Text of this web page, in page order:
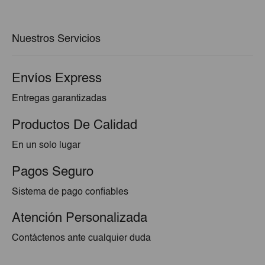
Nuestros Servicios
Envíos Express
Entregas garantizadas
Productos De Calidad
En un solo lugar
Pagos Seguro
Sistema de pago confiables
Atención Personalizada
Contáctenos ante cualquier duda